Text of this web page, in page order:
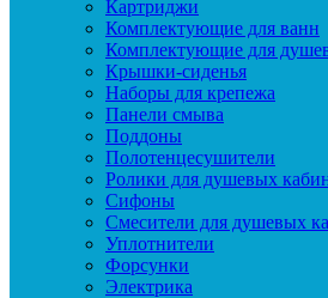
Картриджи
Комплектующие для ванн
Комплектующие для
Крышки-сиденья
Наборы для крепежа
Панели смыва
Поддоны
Полотенцесушители
Ролики для душевых
Сифоны
Смесители для душевых
Уплотнители
Форсунки
Электрика